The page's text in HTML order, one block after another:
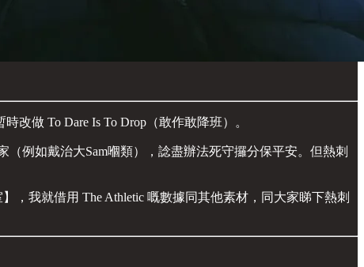
改做 To Dare Is To Drop（敢作敢降班）。
例如戴治大Sam嗰類），諗盡辦法死守攞分保平安。但熱刺
，我就借用 The Athletic 嘅數據同其他素材，同大家睇下熱刺